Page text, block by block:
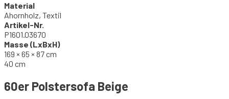
Material
Ahornholz, Textil
Artikel-Nr.
P1601.03670
Masse (LxBxH)
169 × 65 × 87 cm
40 cm
60er Polstersofa Beige